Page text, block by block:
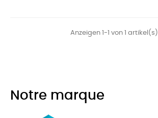
Anzeigen 1-1 von 1 artikel(s)
Notre marque